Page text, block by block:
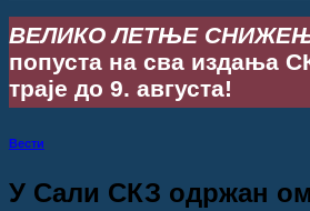
ВЕЛИКО ЛЕТЊЕ
попуста на сва издања
траје до 9. августа!
Вести
У Сали СКЗ одржан